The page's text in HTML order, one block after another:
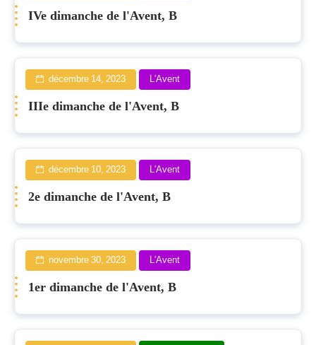
IVe dimanche de l'Avent, B
décembre 14, 2023 L'Avent
IIIe dimanche de l'Avent, B
décembre 10, 2023 L'Avent
2e dimanche de l'Avent, B
novembre 30, 2023 L'Avent
1er dimanche de l'Avent, B